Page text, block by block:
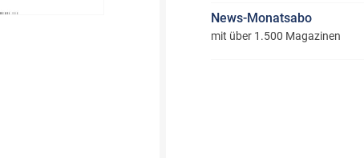
News-Monatsabo
mit über 1.500 Magazinen